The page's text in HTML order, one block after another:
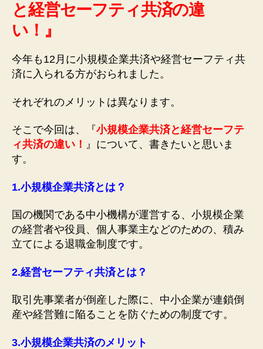
と経営セーフティ共済の違
い！』
今年も12月に小規模企業共済や経営セーフティ共
済に入られる方がおられました。
それぞれのメリットは異なります。
そこで今回は、『小規模企業共済と経営セーフテ
ィ共済の違い！ 』について、書きたいと思いま
す。
1.小規模企業共済とは？
国の機関である中小機構が運営する、小規模企業
の経営者や役員、個人事業主などのための、積み
立てによる退職金制度です。
2.経営セーフティ共済とは？
取引先事業者が倒産した際に、中小企業が連鎖倒
産や経営難に陥ることを防ぐための制度です。
3.小規模企業共済のメリット